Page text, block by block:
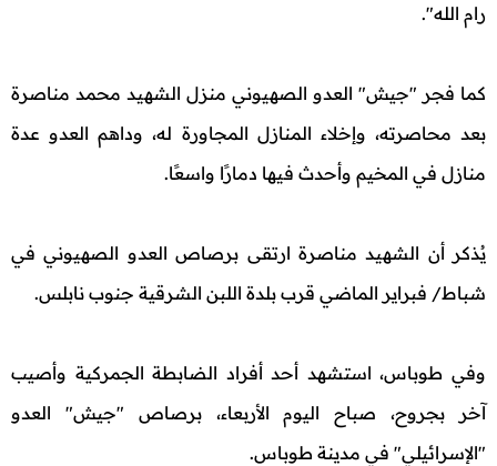
رام الله".
كما فجر "جيش" العدو الصهيوني منزل الشهيد محمد مناصرة
بعد محاصرته، وإخلاء المنازل المجاورة له، وداهم العدو عدة
منازل في المخيم وأحدث فيها دمارًا واسعًا.
يُذكر أن الشهيد مناصرة ارتقى برصاص العدو الصهيوني في
شباط/ فبراير الماضي قرب بلدة اللبن الشرقية جنوب نابلس.
وفي طوباس، استشهد أحد أفراد الضابطة الجمركية وأصيب
آخر بجروح، صباح اليوم الأربعاء، برصاص "جيش" العدو
"الإسرائيلي" في مدينة طوباس.